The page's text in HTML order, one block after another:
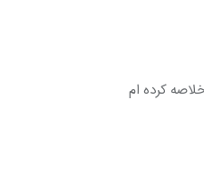
کرده ام